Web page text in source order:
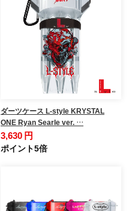
ダーツケース L-style KRYSTAL
ONE Ryan Searle ver. …
3,630 円
ポイント5倍